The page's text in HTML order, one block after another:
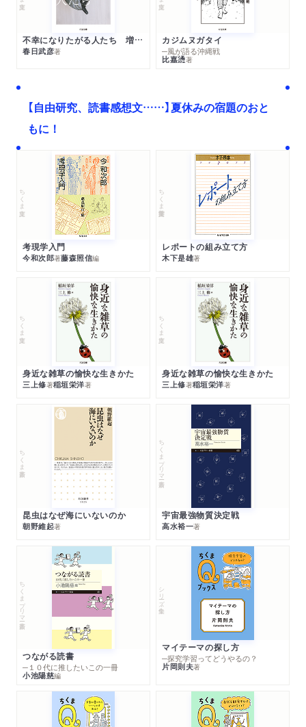
不幸になりたがる人たち 増補新版
春日武彦著
カジムヌガタイ
─風が語る沖縄戦
比嘉慂著
【自由研究、読書感想文……】夏休みの宿題のおと
もに！
ちくま文庫
考現学入門
今和次郎著藤森照信編
ちくま学芸文庫
レポートの組み立て方
木下是雄著
ちくま文庫
身近な雑草の愉快な生きかた
三上修著稲垣栄洋著
ちくま文庫
身近な雑草の愉快な生きかた
三上修著稲垣栄洋著
ちくま新書
昆虫はなぜ海にいないのか
朝野維起著
ちくまプリマー新書
宇宙最強物質決定戦
高水裕一著
ちくまプリマー新書
つながる読書
─１０代に推したいこの一冊
小池陽慈編
シリーズ・全集
マイテーマの探し方
─探究学習ってどうやるの？
片岡則夫著